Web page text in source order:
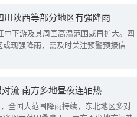
川陕西等部分地区有强降雨
下游及其周围高温范围或再扩大。四
现强降雨，需及时关注预警预报信
流 南方多地昼夜连轴热
全国大范围降雨持续，东北地区多对